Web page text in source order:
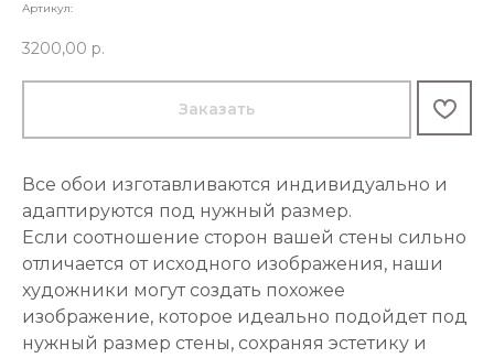
Артикул:
3200,00 р.
Заказать
Все обои изготавливаются индивидуально и
адаптируются под нужный размер.
Если соотношение сторон вашей стены сильно
отличается от исходного изображения, наши
художники могут создать похожее
изображение, которое идеально подойдет под
нужный размер стены, сохраняя эстетику и